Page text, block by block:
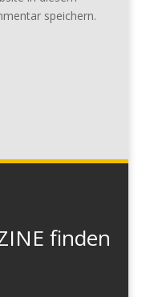
speichern.
finden